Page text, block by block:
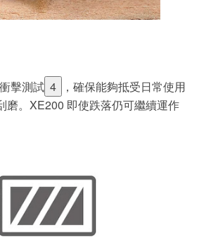
擊測試 4
，確保能夠抵受日常使用
磨。XE200 即使跌落仍可繼續運作